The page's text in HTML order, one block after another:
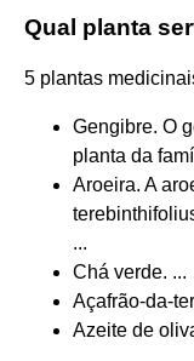
Qual planta
5 plantas
Gengibre. O
planta da
Aroeira. A
...
Chá verde. ...
Açafrão-da-
Azeite de